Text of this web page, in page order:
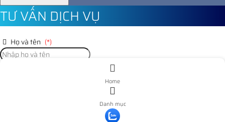
TƯ VẤN DỊCH VỤ
Họ và tên (*)
Home
Danh mục